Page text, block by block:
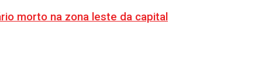
morto na zona leste da capital